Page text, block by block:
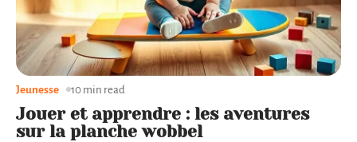
Jouer et apprendre : les aventures
sur la planche wobbel
Jeunesse 10 min read